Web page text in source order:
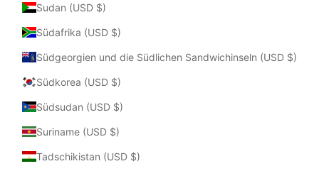
Sudan (USD $)
Südafrika (USD $)
Südgeorgien und die Südlichen Sandwichinseln (USD $)
Südkorea (USD $)
Südsudan (USD $)
Suriname (USD $)
Tadschikistan (USD $)